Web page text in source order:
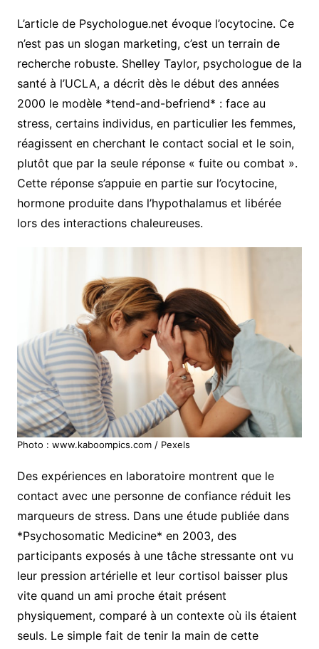
L’article de Psychologue.net évoque l’ocytocine. Ce
n’est pas un slogan marketing, c’est un terrain de
recherche robuste. Shelley Taylor, psychologue de la
santé à l’UCLA, a décrit dès le début des années
2000 le modèle *tend-and-befriend* : face au
stress, certains individus, en particulier les femmes,
réagissent en cherchant le contact social et le soin,
plutôt que par la seule réponse « fuite ou combat ».
Cette réponse s’appuie en partie sur l’ocytocine,
hormone produite dans l’hypothalamus et libérée
lors des interactions chaleureuses.
Photo : www.kaboompics.com / Pexels
Des expériences en laboratoire montrent que le
contact avec une personne de confiance réduit les
marqueurs de stress. Dans une étude publiée dans
*Psychosomatic Medicine* en 2003, des
participants exposés à une tâche stressante ont vu
leur pression artérielle et leur cortisol baisser plus
vite quand un ami proche était présent
physiquement, comparé à un contexte où ils étaient
seuls. Le simple fait de tenir la main de cette